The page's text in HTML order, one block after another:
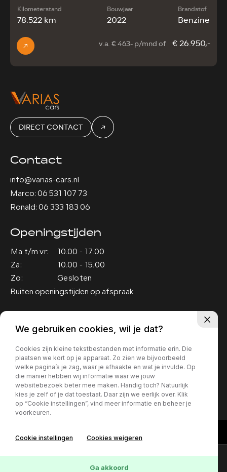
Kilometerstand
78.522 km
Bouwjaar
2022
Brandstof
Benzine
v.a. € 463- p/mnd of € 26.950,-
DIRECT CONTACT
Contact
info@varias-cars.nl
Marco: 06 531 107 73
Ronald: 06 333 183 06
Openingstijden
Ma t/m vr:
10.00 - 17.00
Za:
10.00 - 15.00
Zo:
Gesloten
Buiten openingstijden op afspraak
5151 RM Drunen
Privacy policy
We gebruiken cookies, wil je dat?
Cookies zijn kleine tekstbestanden met informatie erin. Die
plaatsen we kort op je apparaat. Zo zien we bijvoorbeeld
welke pagina’s je zag, waar je afhaakte en wat je invulde. Op
die manier hebben wij informatie waar we jouw
websitebezoek beter mee maken. Handig toch? Natuurlijk
kies je zelf of je dat toestaat. Daar zijn we eerlijk over. Klik
op “Cookie instellingen”, vind meer informatie en beheer je
voorkeuren.
Cookie instellingen Cookies weigeren
Ga akkoord